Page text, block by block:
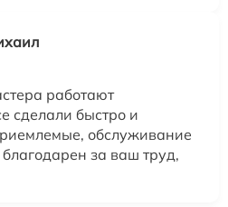
работают
сделали быстро и
обслуживание
за ваш труд,